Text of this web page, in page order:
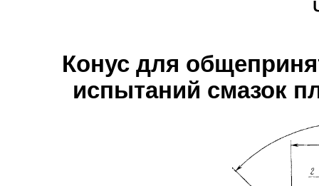
Конус для
испытаний смазок